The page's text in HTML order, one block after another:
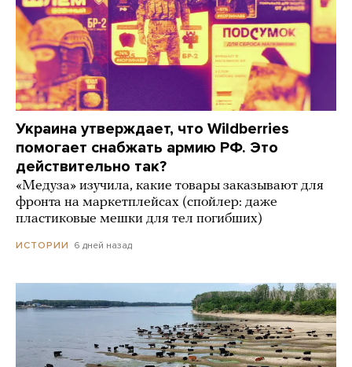
Украина утверждает, что Wildberries
помогает снабжать армию РФ. Это
действительно так?
«Медуза» изучила, какие товары заказывают для
фронта на маркетплейсах (спойлер: даже
пластиковые мешки для тел погибших)
ИСТОРИИ 6 дней назад